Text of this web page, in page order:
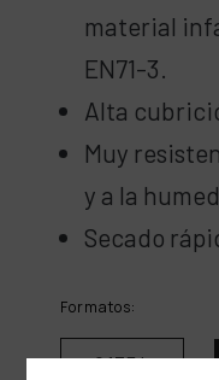
material
EN71-3.
Alta
Muy
y a la
Secado
Formatos:
0,175 L